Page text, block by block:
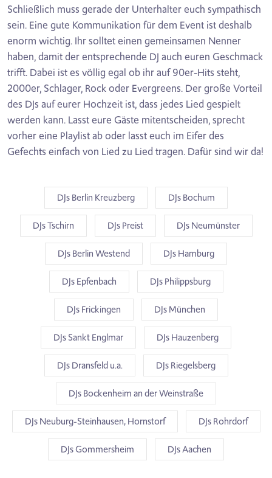
Schließlich muss gerade der Unterhalter euch sympathisch
sein. Eine gute Kommunikation für dem Event ist deshalb
enorm wichtig. Ihr solltet einen gemeinsamen Nenner
haben, damit der entsprechende DJ auch euren Geschmack
trifft. Dabei ist es völlig egal ob ihr auf 90er-Hits steht,
2000er, Schlager, Rock oder Evergreens. Der große Vorteil
des DJs auf eurer Hochzeit ist, dass jedes Lied gespielt
werden kann. Lasst eure Gäste mitentscheiden, sprecht
vorher eine Playlist ab oder lasst euch im Eifer des
Gefechts einfach von Lied zu Lied tragen. Dafür sind wir da!
DJs Berlin Kreuzberg DJs Bochum
DJs Tschirn DJs Preist DJs Neumünster
DJs Berlin Westend DJs Hamburg
DJs Epfenbach DJs Philippsburg
DJs Frickingen DJs München
DJs Sankt Englmar DJs Hauzenberg
DJs Dransfeld u.a. DJs Riegelsberg
DJs Bockenheim an der Weinstraße
DJs Neuburg-Steinhausen, Hornstorf DJs Rohrdorf
DJs Gommersheim DJs Aachen